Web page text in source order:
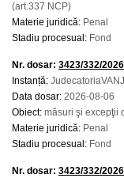
(art.337 NCP)
Materie juridică: Penal
Stadiu procesual: Fond
Nr. dosar: 3423/332/
Instanță:
Data dosar: 2026-08-06
Obiect: măsuri şi excepţii
Materie juridică: Penal
Stadiu procesual: Fond
Nr. dosar: 3423/332/2026